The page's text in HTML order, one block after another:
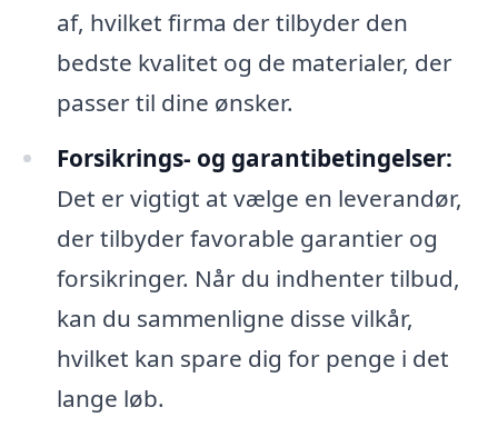
af, hvilket firma der tilbyder den
bedste kvalitet og de materialer, der
passer til dine ønsker.
Forsikrings- og garantibetingelser:
Det er vigtigt at vælge en leverandør,
der tilbyder favorable garantier og
forsikringer. Når du indhenter tilbud,
kan du sammenligne disse vilkår,
hvilket kan spare dig for penge i det
lange løb.